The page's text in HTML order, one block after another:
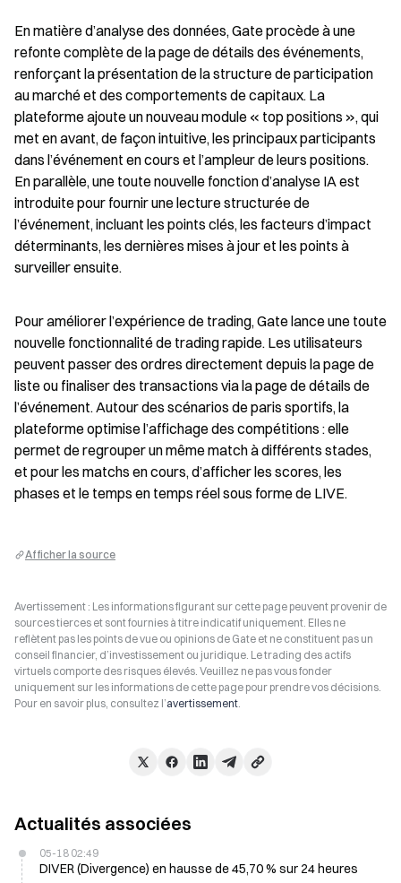
En matière d’analyse des données, Gate procède à une
refonte complète de la page de détails des événements,
renforçant la présentation de la structure de participation
au marché et des comportements de capitaux. La
plateforme ajoute un nouveau module « top positions », qui
met en avant, de façon intuitive, les principaux participants
dans l’événement en cours et l’ampleur de leurs positions.
En parallèle, une toute nouvelle fonction d’analyse IA est
introduite pour fournir une lecture structurée de
l’événement, incluant les points clés, les facteurs d’impact
déterminants, les dernières mises à jour et les points à
surveiller ensuite.
Pour améliorer l’expérience de trading, Gate lance une toute
nouvelle fonctionnalité de trading rapide. Les utilisateurs
peuvent passer des ordres directement depuis la page de
liste ou finaliser des transactions via la page de détails de
l’événement. Autour des scénarios de paris sportifs, la
plateforme optimise l’affichage des compétitions : elle
permet de regrouper un même match à différents stades,
et pour les matchs en cours, d’afficher les scores, les
phases et le temps en temps réel sous forme de LIVE.
Afficher la source
Avertissement : Les informations figurant sur cette page peuvent provenir de
sources tierces et sont fournies à titre indicatif uniquement. Elles ne
reflètent pas les points de vue ou opinions de Gate et ne constituent pas un
conseil financier, d’investissement ou juridique. Le trading des actifs
virtuels comporte des risques élevés. Veuillez ne pas vous fonder
uniquement sur les informations de cette page pour prendre vos décisions.
Pour en savoir plus, consultez l’avertissement.
Actualités associées
05-18 02:49
DIVER (Divergence) en hausse de 45,70 % sur 24 heures